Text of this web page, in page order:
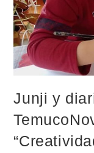
Junji y